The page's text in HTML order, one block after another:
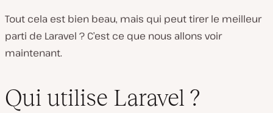
Tout cela est bien beau, mais qui peut tirer le meilleur
parti de Laravel ? C’est ce que nous allons voir
maintenant.
Qui utilise Laravel ?